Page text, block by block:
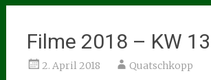
Filme 2018 – KW 13
2. April 2018 Quatschkopp